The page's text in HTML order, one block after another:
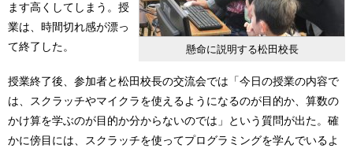
懸命に説明する松田校長
ます高くしてしまう。授
業は、時間切れ感が漂っ
て終了した。
授業終了後、参加者と松田校長の交流会では「今日の授業の内容で
は、スクラッチやマイクラを使えるようになるのが目的か、算数の
かけ算を学ぶのが目的か分からないのでは」という質問が出た。確
かに傍目には、スクラッチを使ってプログラミングを学んでいるよ